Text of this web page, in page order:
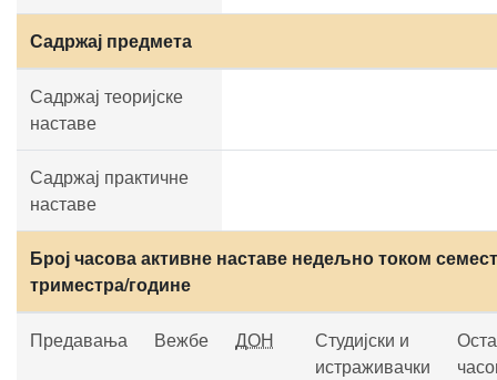
Садржај предмета
Садржај теоријске
наставе
Садржај практичне
наставе
Број часова активне наставе недељно током
триместра/године
Предавања Вежбе ДОН
Студијски и
истраживачки